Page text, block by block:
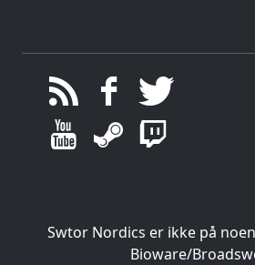
Swtor Nordics er ikke på
Bioware/